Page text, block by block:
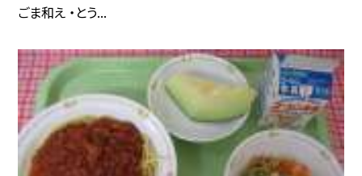
ごま和え ・とう...